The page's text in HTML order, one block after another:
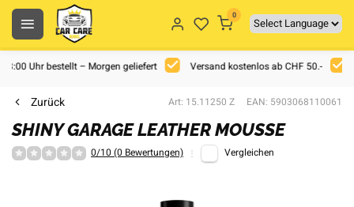
0
Uhr bestellt – Morgen geliefert Versand kostenlos ab CHF 50.-
Zurück Art: 15.11250 Z EAN: 5903068110061
SHINY GARAGE LEATHER MOUSSE
0/10 (0 Bewertungen) Vergleichen